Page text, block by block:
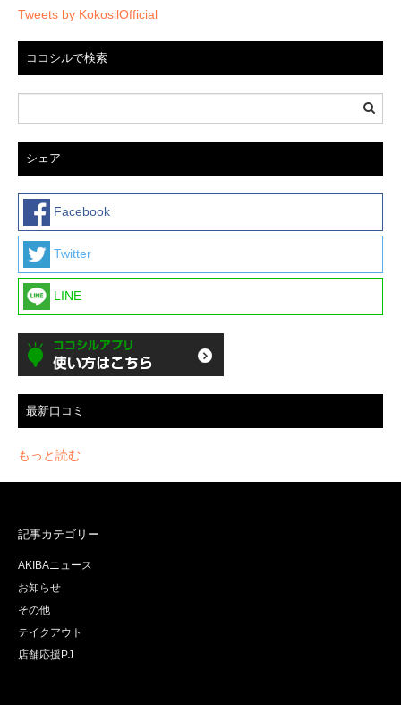
Tweets by KokosilOfficial
ココシルで検索
シェア
Facebook
Twitter
LINE
最新口コミ
もっと読む
記事カテゴリー
AKIBAニュース
お知らせ
その他
テイクアウト
店舗応援PJ